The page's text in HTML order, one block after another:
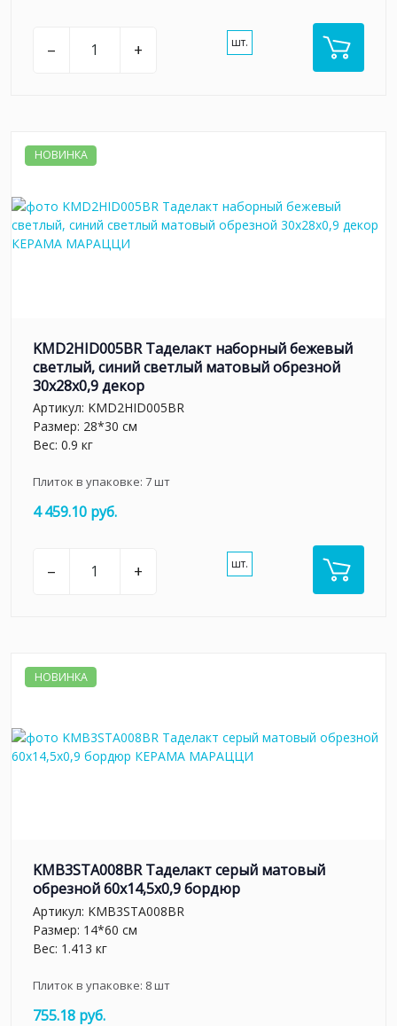
– + шт.
НОВИНКА
KMD2HID005BR Таделакт наборный бежевый
светлый, синий светлый матовый обрезной
30x28x0,9 декор
Артикул: KMD2HID005BR
Размер: 28*30 см
Вес: 0.9 кг
Плиток в упаковке: 7шт
4 459.10 руб.
– + шт.
НОВИНКА
KMB3STA008BR Таделакт серый матовый
обрезной 60x14,5x0,9 бордюр
Артикул: KMB3STA008BR
Размер: 14*60 см
Вес: 1.413 кг
Плиток в упаковке: 8шт
755.18 руб.